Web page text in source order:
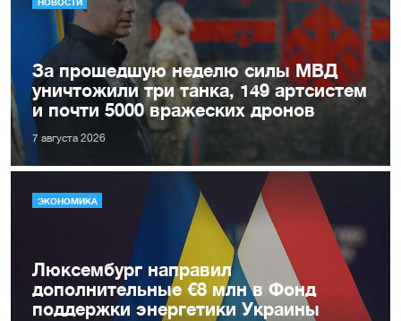
За прошедшую неделю силы МВД
уничтожили три танка, 149 артсистем
и почти 5000 вражеских дронов
7 августа 2026
ЭКОНОМИКА
Люксембург направил
дополнительные €8 млн в Фонд
поддержки энергетики Украины